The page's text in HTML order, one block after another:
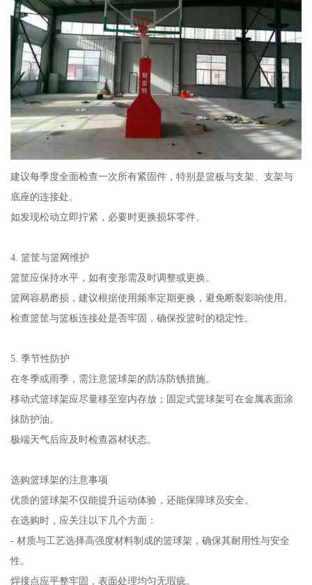
建议每季度全面检查一次所有紧固件，特别是篮板与支架、支架与
底座的连接处。
如发现松动立即拧紧，必要时更换损坏零件。
4. 篮筐与篮网维护
篮筐应保持水平，如有变形需及时调整或更换。
篮网容易磨损，建议根据使用频率定期更换，避免断裂影响使用。
检查篮筐与篮板连接处是否牢固，确保投篮时的稳定性。
5. 季节性防护
在冬季或雨季，需注意篮球架的防冻防锈措施。
移动式篮球架应尽量移至室内存放；固定式篮球架可在金属表面涂
抹防护油。
极端天气后应及时检查器材状态。
选购篮球架的注意事项
优质的篮球架不仅能提升运动体验，还能保障球员安全。
在选购时，应关注以下几个方面：
- 材质与工艺选择高强度材料制成的篮球架，确保其耐用性与安全
性。
焊接点应平整牢固，表面处理均匀无瑕疵。